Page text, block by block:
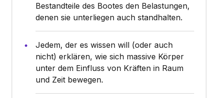
Bestandteile des Bootes den Belastungen,
denen sie unterliegen auch standhalten.
Jedem, der es wissen will (oder auch
nicht) erklären, wie sich massive Körper
unter dem Einfluss von Kräften in Raum
und Zeit bewegen.